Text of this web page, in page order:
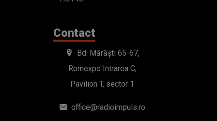
Contact
Bd. Mărăști 65-67,
Romexpo Intrarea C,
Pavilion T, sector 1
office@radioimpuls.ro